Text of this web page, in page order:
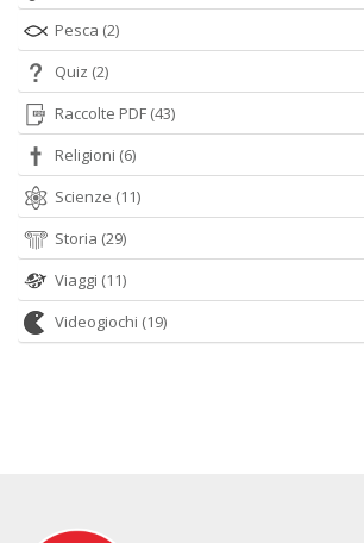
Pesca (2)
Quiz (2)
Raccolte PDF (43)
Religioni (6)
Scienze (11)
Storia (29)
Viaggi (11)
Videogiochi (19)